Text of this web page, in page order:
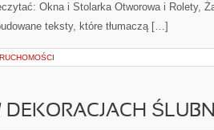
Okna i Stolarka Otworowa i Rolety,
teksty, które tłumaczą […]
DEKORACJACH